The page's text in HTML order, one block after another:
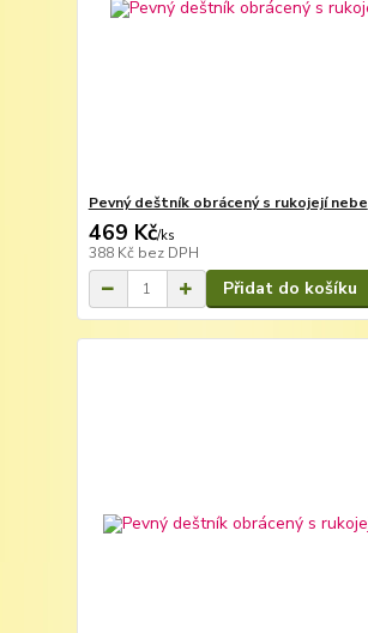
Pevný deštník obrácený s rukojejí nebe
469 Kč/ks
388 Kč bez DPH
Přidat do košíku